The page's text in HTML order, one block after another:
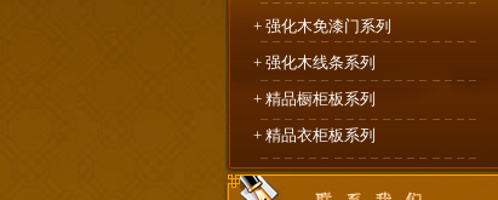
+ 强化木免漆门系列
+ 强化木线条系列
+ 精品橱柜板系列
+ 精品衣柜板系列